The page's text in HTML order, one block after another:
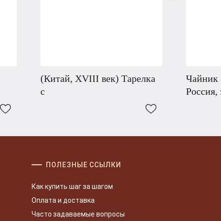
(Китай, XVIII век) Тарелка
с
Чайник
Россия,
ПОЛЕЗНЫЕ ССЫЛКИ
Как купить шаг за шагом
Оплата и доставка
Часто задаваемые вопросы